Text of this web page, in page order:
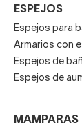
ESPEJOS
Espejos para
Armarios con
Espejos de
Espejos de
MAMPARAS